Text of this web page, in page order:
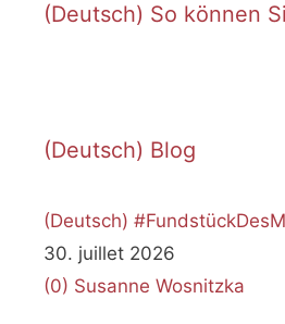
(Deutsch) So können
(Deutsch) Blog
(Deutsch)
30. juillet 2026
(0) Susanne Wosnitzka